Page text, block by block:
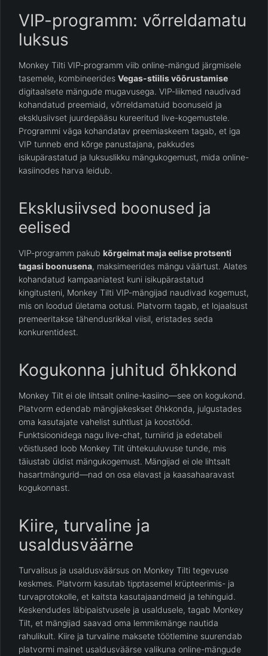
VIP-programm: võrreldamatu
luksus
Monkey Tilti VIP-programm viib online-mängud järgmisele
tasemele, kombineerides Vegas-stiilis võõrustamise
digitaalsete mängude mugavusega. VIP-liikmed naudivad
kohandatud preemiaid, võrreldamatuid boonuseid ja
eksklusiivset juurdepääsu kureeritud live-kogemustele.
Programmi väga kohandatav preemiaskeem tagab, et iga
VIP tunneb end kõrge panustajana, pakkudes
isikupärastatud ja luksuslikku mängukogemust, mida online-
kasiinodes harva leidub.
Eksklusiivsed boonused ja
eelised
VIP-programm pakub kõrgeimat maja eelise protsenti
tagasi boonusena, maksimeerides mängu väärtust. Alates
kohandatud kampaaniatest kuni isikupärastatud
kingitusteni, Monkey Tilti VIP-mängijad naudivad kogemust,
mis on loodud ületama ootusi. Platvorm tagab, et lojaalsust
premeeritakse tähendusrikkal viisil, eristades seda
konkurentidest.
Kogukonna juhitud õhkkond
Monkey Tilt ei ole lihtsalt online-kasiino—see on kogukond.
Platvorm edendab mängijakeskset õhkkonda, julgustades
oma kasutajate vahelist suhtlust ja koostööd.
Funktsioonidega nagu live-chat, turniirid ja edetabeli
võistlused loob Monkey Tilt ühtekuuluvuse tunde, mis
täiustab üldist mängukogemust. Mängijad ei ole lihtsalt
hasartmängurid—nad on osa elavast ja kaasahaaravast
kogukonnast.
Kiire, turvaline ja
usaldusväärne
Turvalisus ja usaldusväärsus on Monkey Tilti tegevuse
keskmes. Platvorm kasutab tipptasemel krüpteerimis- ja
turvaprotokolle, et kaitsta kasutajaandmeid ja tehinguid.
Keskendudes läbipaistvusele ja usaldusele, tagab Monkey
Tilt, et mängijad saavad oma lemmikmänge nautida
rahulikult. Kiire ja turvaline maksete töötlemine suurendab
platvormi mainet usaldusväärse valikuna online-mängude